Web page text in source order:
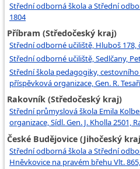
Střední odborná škola a Střední
1804
Příbram (Středočeský kraj)
Střední odborné učiliště, Hluboš 178,
Střední odborné učiliště, Sedlčany,
Střední škola pedagogiky,
příspěvková organizace, Gen. R.
Rakovník (Středočeský kraj)
Střední průmyslová škola Emila
organizace, Sídl. Gen. J. Kholla 2501,
České Budějovice (Jihočeský
Střední odborná škola a Střední
Hněvkovice na pravém břehu Vlt.